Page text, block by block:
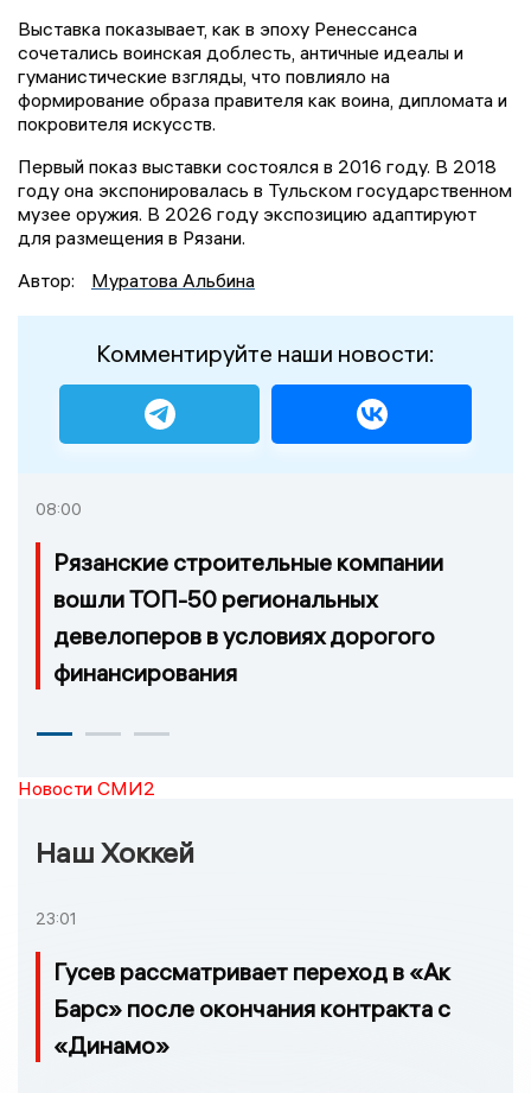
Выставка показывает, как в эпоху Ренессанса
сочетались воинская доблесть, античные идеалы и
гуманистические взгляды, что повлияло на
формирование образа правителя как воина, дипломата и
покровителя искусств.
Первый показ выставки состоялся в 2016 году. В 2018
году она экспонировалась в Тульском государственном
музее оружия. В 2026 году экспозицию адаптируют
для размещения в Рязани.
Автор:
Муратова Альбина
Комментируйте наши новости:
08:00
Рязанские строительные компании
вошли ТОП-50 региональных
девелоперов в условиях дорогого
финансирования
Новости СМИ2
Наш Хоккей
23:01
Гусев рассматривает переход в «Ак
Барс» после окончания контракта с
«Динамо»